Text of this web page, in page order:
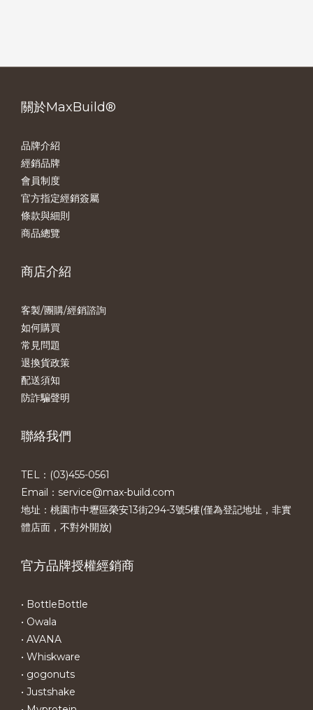
關於MaxBuild®
品牌介紹
經銷品牌
會員制度
官方指定經銷簽屬
條款與細則
商品總覽
商店介紹
客製/團購/經銷諮詢
如何購買
常見問題
退換貨政策
配送須知
防詐騙聲明
聯絡我們
TEL：(03)455-0561​
Email：service@max-build.com
地址：桃園市中壢區榮安13街294-3號5樓(僅為登記地址，非實
體店面，不對外開放)
官方品牌授權經銷商
• BottleBottle
• Owala
• AVANA
• Whiskware
• gogonuts
• Justshake